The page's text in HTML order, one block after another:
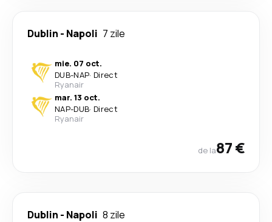
Dublin - Napoli 7 zile
mie. 07 oct.
DUB-NAP· Direct
Ryanair
mar. 13 oct.
NAP-DUB· Direct
Ryanair
de la87 €
Dublin - Napoli 8 zile